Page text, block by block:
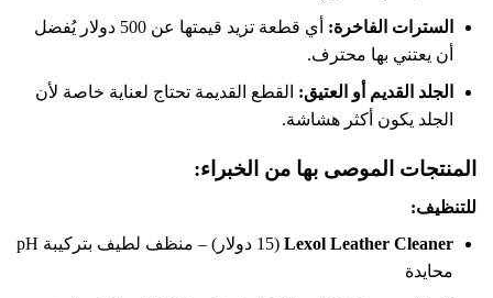
السترات الفاخرة:
أي قطعة تزيد قيمتها عن 500 دولار يُفضل
أن يعتني بها محترف.
الجلد القديم أو العتيق: القطع القديمة تحتاج لعناية خاصة لأن
الجلد يكون أكثر هشاشة.
المنتجات الموصى بها من الخبراء:
للتنظيف:
Lexol Leather Cleaner
(15 دولار) – منظف لطيف بتركيبة pH
محايدة